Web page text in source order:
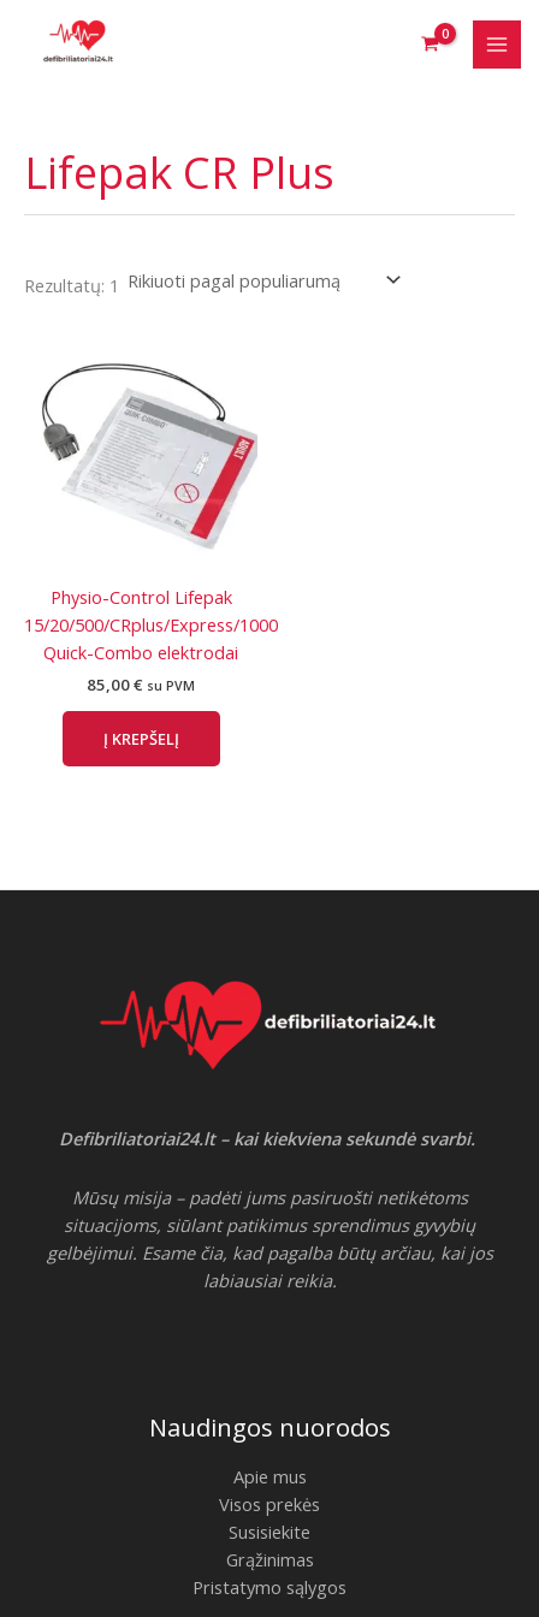
turinio
Lifepak CR Plus
Rezultatų: 1
Physio-Control Lifepak
15/20/500/CRplus/Express/1000
Quick-Combo elektrodai
85,00€ su PVM
Į KREPŠELĮ
Defibriliatoriai24.lt – kai kiekviena sekundė svarbi.
Mūsų misija – padėti jums pasiruošti netikėtoms
situacijoms, siūlant patikimus sprendimus gyvybių
gelbėjimui. Esame čia, kad pagalba būtų arčiau, kai jos
labiausiai reikia.
Naudingos nuorodos
Apie mus
Visos prekės
Susisiekite
Grąžinimas
Pristatymo sąlygos